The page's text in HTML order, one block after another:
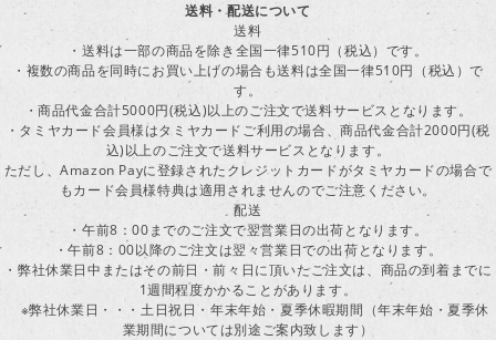
送料・配送について
送料
・送料は一部の商品を除き全国一律510円（税込）です。
・複数の商品を同時にお買い上げの場合も送料は全国一律510円（税込）で
す。
・商品代金合計5000円(税込)以上のご注文で送料サービスとなります。
・タミヤカード会員様はタミヤカードご利用の場合、商品代金合計2000円(税
込)以上のご注文で送料サービスとなります。
ただし、Amazon Payに登録されたクレジットカードがタミヤカードの場合で
もカード会員様特典は適用されませんのでご注意ください。
配送
・午前8：00までのご注文で翌営業日の出荷となります。
・午前8：00以降のご注文は翌々営業日での出荷となります。
・弊社休業日中またはその前日・前々日に頂いたご注文は、商品の到着までに
1週間程度かかることがあります。
※弊社休業日・・・土日祝日・年末年始・夏季休暇期間（年末年始・夏季休
業期間については別途ご案内致します）